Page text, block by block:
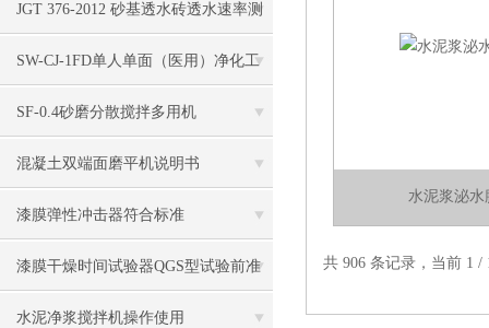
JGT 376-2012 砂基透水砖透水速率测
试仪试验步骤
SW-CJ-1FD单人单面（医用）净化工
作台（垂直送风）
SF-0.4砂磨分散搅拌多用机
混凝土双端面磨平机说明书
漆膜弹性冲击器符合标准
漆膜干燥时间试验器QGS型试验前准
备
水泥净浆搅拌机操作使用
水泥浆泌水
共 906 条记录，当前